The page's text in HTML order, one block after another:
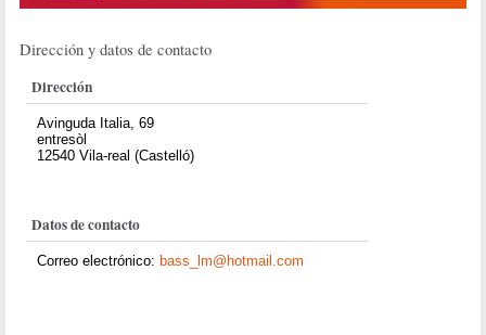
Dirección y datos de contacto
Dirección
Avinguda Italia, 69
entresòl
12540 Vila-real (Castelló)
Datos de contacto
Correo electrónico:bass_lm@hotmail.com